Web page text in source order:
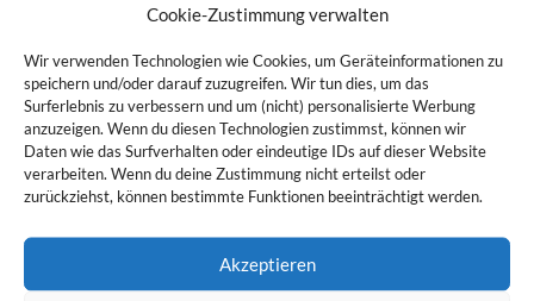
Cookie-Zustimmung verwalten
Wir verwenden Technologien wie Cookies, um Geräteinformationen zu
speichern und/oder darauf zuzugreifen. Wir tun dies, um das
Surferlebnis zu verbessern und um (nicht) personalisierte Werbung
anzuzeigen. Wenn du diesen Technologien zustimmst, können wir
Daten wie das Surfverhalten oder eindeutige IDs auf dieser Website
verarbeiten. Wenn du deine Zustimmung nicht erteilst oder
zurückziehst, können bestimmte Funktionen beeinträchtigt werden.
Akzeptieren